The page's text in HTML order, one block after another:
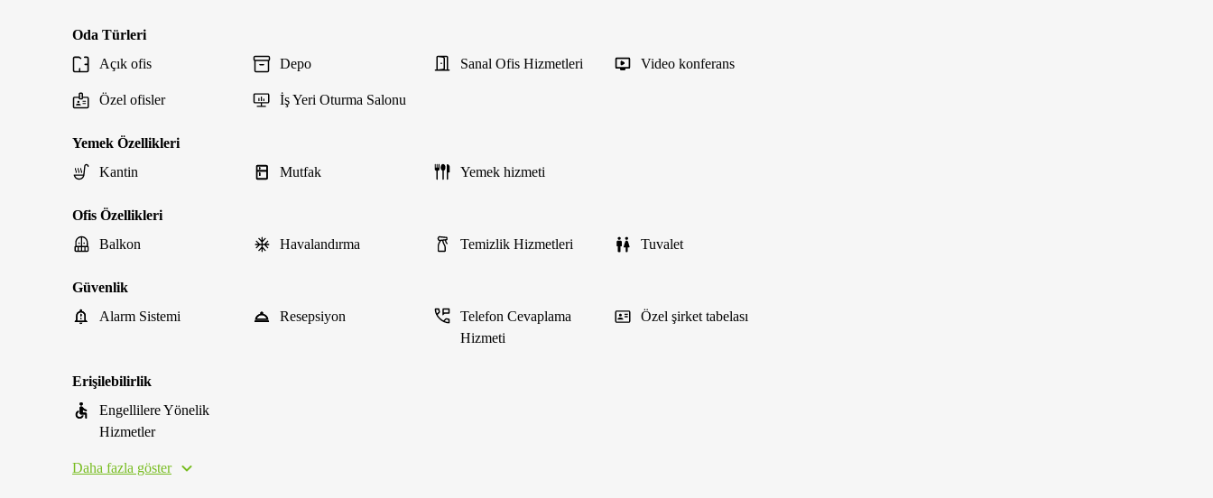
Oda Türleri
Açık ofis
Depo Sanal Ofis Hizmetleri Video konferans
Özel ofisler İş Yeri Oturma Salonu
Yemek Özellikleri
Kantin
Mutfak Yemek hizmeti
Ofis Özellikleri
Balkon
Havalandırma Temizlik Hizmetleri Tuvalet
Güvenlik
Alarm Sistemi
Resepsiyon
Telefon Cevaplama
Hizmeti
Özel şirket tabelası
Erişilebilirlik
Engellilere Yönelik
Hizmetler
Daha fazla göster